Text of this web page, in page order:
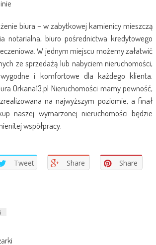
biura – w zabytkowej kamienicy mieszczą
notarialna, biuro pośrednictwa kredytowego
W jednym miejscu możemy załatwić
ze sprzedażą lub nabyciem nieruchomości,
i komfortowe dla każdego klienta.
Orkana13.pl Nieruchomości mamy pewność,
na najwyższym poziomie, a finał
naszej wymarzonej nieruchomości będzie
współpracy.
Tweet Share Share